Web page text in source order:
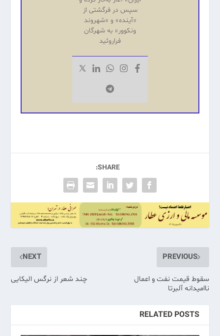
سپس در فرگشتی از
«آینده‌» و «شهروند
ونکوور» به شهرگان
فراروئید
SHARE:
PREVIOUS
سقوط قیمت نفت و اعمال
ناامیدانه آلبرتا
NEXT
چند شعر از نرگس الیکایی
RELATED POSTS